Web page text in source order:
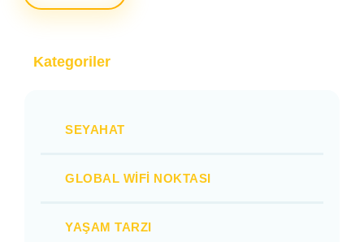
Kategoriler
SEYAHAT
GLOBAL WIFI NOKTASI
YAŞAM TARZI